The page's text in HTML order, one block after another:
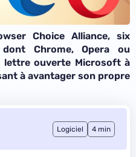
Choice Alliance, six
Chrome, Opera ou
lettre ouverte Microsoft à
à avantager son propre
Logiciel 4 min